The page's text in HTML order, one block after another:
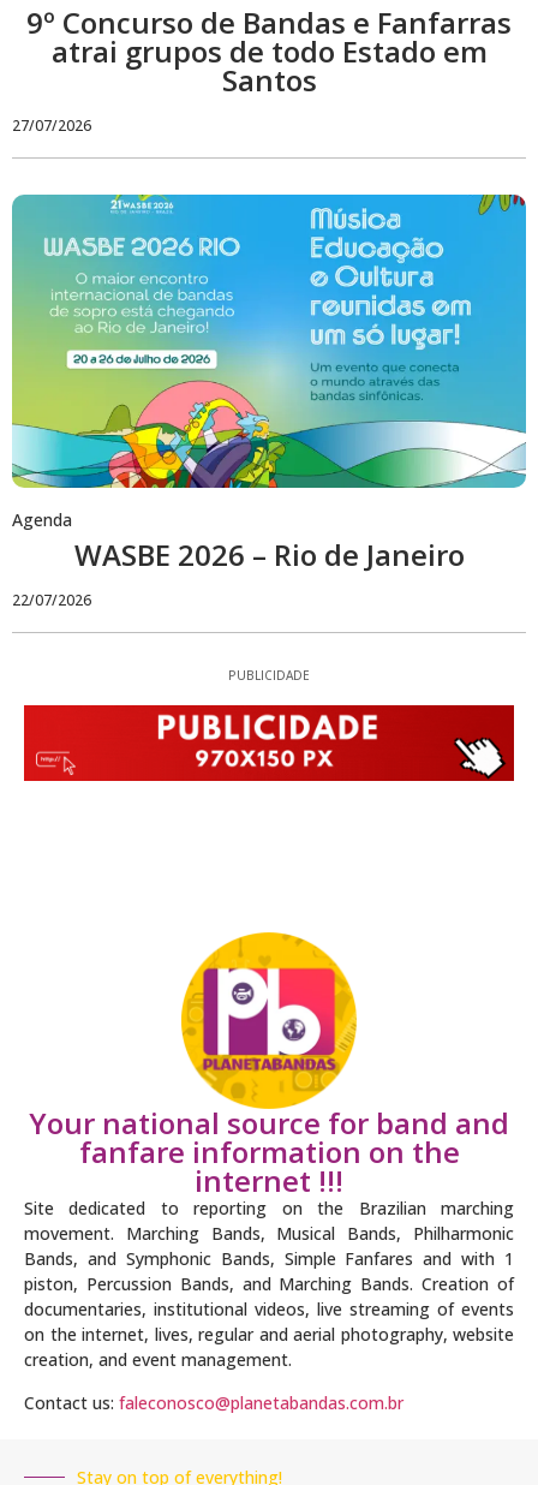
9º Concurso de Bandas e Fanfarras
atrai grupos de todo Estado em
Santos
27/07/2026
Agenda
WASBE 2026 – Rio de Janeiro
22/07/2026
PUBLICIDADE
Your national source for band and
fanfare information on the
internet !!!
Site dedicated to reporting on the Brazilian marching
movement. Marching Bands, Musical Bands, Philharmonic
Bands, and Symphonic Bands, Simple Fanfares and with 1
piston, Percussion Bands, and Marching Bands. Creation of
documentaries, institutional videos, live streaming of events
on the internet, lives, regular and aerial photography, website
creation, and event management.
Contact us: faleconosco@planetabandas.com.br
Stay on top of everything!